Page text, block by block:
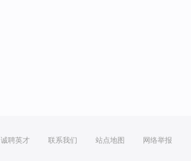
诚聘英才 联系我们 站点地图 网络举报